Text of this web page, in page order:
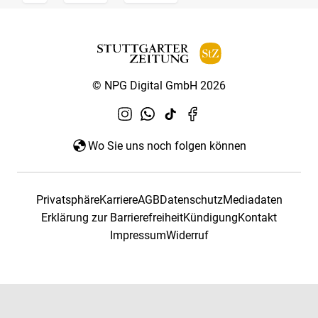
© NPG Digital GmbH 2026
Wo Sie uns noch folgen können
PrivatsphäreKarriereAGBDatenschutzMediadaten
Erklärung zur BarrierefreiheitKündigungKontakt
ImpressumWiderruf